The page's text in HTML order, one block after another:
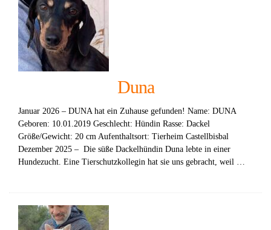
Duna
Januar 2026 – DUNA hat ein Zuhause gefunden! Name: DUNA
Geboren: 10.01.2019 Geschlecht: Hündin Rasse: Dackel
Größe/Gewicht: 20 cm Aufenthaltsort: Tierheim Castellbisbal
Dezember 2025 – Die süße Dackelhündin Duna lebte in einer
Hundezucht. Eine Tierschutzkollegin hat sie uns gebracht, weil …